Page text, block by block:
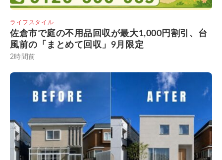
ライフスタイル
佐倉市で庭の不用品回収が最大1,000円割引、台
風前の「まとめて回収」9月限定
2時間前